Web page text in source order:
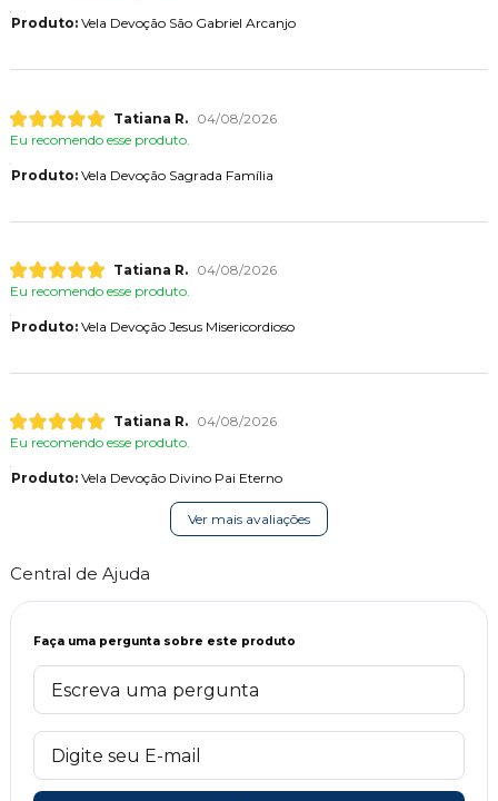
Produto:Vela Devoção São Gabriel Arcanjo
Tatiana R.
04/08/2026
Eu recomendo esse produto.
Produto:Vela Devoção Sagrada Família
Tatiana R.
04/08/2026
Eu recomendo esse produto.
Produto:Vela Devoção Jesus Misericordioso
Tatiana R.
04/08/2026
Eu recomendo esse produto.
Produto:Vela Devoção Divino Pai Eterno
Ver mais avaliações
Central de Ajuda
Faça uma pergunta sobre este produto